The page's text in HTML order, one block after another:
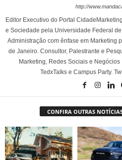
http://
Editor Executivo do Portal
e Sociedade pela Universidade Federal
Administração com ênfase em Marketing
de Janeiro. Consultor, Palestrante e
Marketing, Redes Sociais e
TedxTalks e Campus Party.
CONFIRA OUTRAS